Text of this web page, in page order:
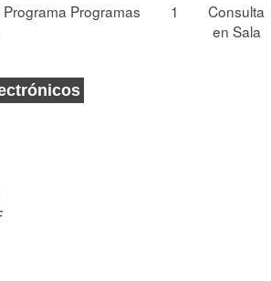
Programa Programas 1
Consulta
en Sala